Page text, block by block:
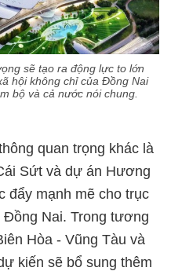
sẽ tạo ra động lực to lớn
hội không chỉ của Đồng Nai
bộ và cả nước nói chung.
quan trọng khác là
Sứt và dự án Hương
đẩy mạnh mẽ cho trục
Đồng Nai. Trong tương
Hòa - Vũng Tàu và
kiến sẽ bổ sung thêm